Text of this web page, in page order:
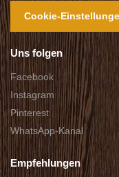
Cookie-
Uns folgen
Facebook
Instagram
Pinterest
WhatsApp-Kanal
Empfehlungen